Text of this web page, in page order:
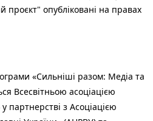
проєкт" опубліковані на правах
«Сильніші разом: Медіа та
Всесвітньою асоціацією
партнерстві з Асоціацією